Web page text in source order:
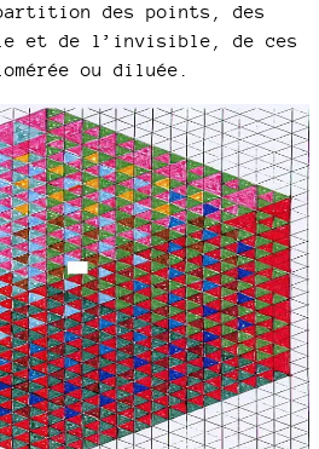
des points, des
et de l’invisible, de ces
ou diluée.